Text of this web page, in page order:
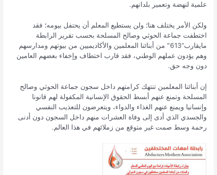
علمية لنهضة وتعمير بلدانهم.
ولكن الأمر يختلف هنا؛ ولن يستطيع المعلم أن يحتفل بيومه؛ فقد
اختطفت جماعة الحوثي وصالح المسلحة بحسب تقرير الرابطة
مايقارب”613″ من أبنائنا المعلمين والأكاديميين من بيوتهم ومدارسهم
وهم يؤدون عملهم الوطني، فقد قارب اختطاف وإخفاء بعضهم العامين
دون وجه حق.
إن أبنائنا المعلمين تنتهك كرامتهم داخل سجون جماعة الحوثي وصالح
المسلحة وتمنع عنهم أبسط الحقوق الإنسانية المكفولة لهم قانونا
وإنسانيا ويمنع عنهم الغذاء والدواء، ويتعرضون للتعذيب النفسي
والجسدي الذي أدى إلى وفاة العشرات منهم داخل السجون دون أدنى
رحمة وسط صمت غير متوقع من زملائهم في هذا العالم.